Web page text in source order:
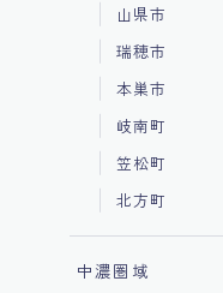
山県市
瑞穂市
本巣市
岐南町
笠松町
北方町
中濃圏域